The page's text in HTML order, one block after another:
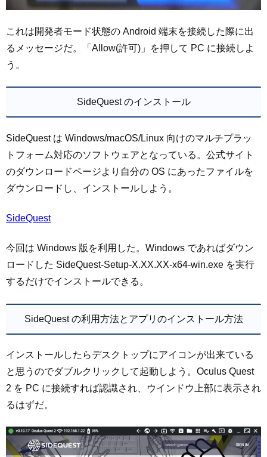
これは開発者モード状態の Android 端末を接続した際に出
るメッセージだ。「Allow(許可)」を押して PC に接続しよ
う。
SideQuest のインストール
SideQuest は Windows/macOS/Linux 向けのマルチプラッ
トフォーム対応のソフトウェアとなっている。公式サイト
のダウンロードページより自分の OS にあったファイルを
ダウンロードし、インストールしよう。
SideQuest
今回は Windows 版を利用した。Windows であればダウン
ロードした SideQuest-Setup-X.XX.XX-x64-win.exe を実行
するだけでインストールできる。
SideQuest の利用方法とアプリのインストール方法
インストールしたらデスクトップにアイコンが出来ている
と思うのでダブルクリックして起動しよう。Oculus Quest
2 を PC に接続すれば認識され、ウインドウ上部に表示され
るはずだ。